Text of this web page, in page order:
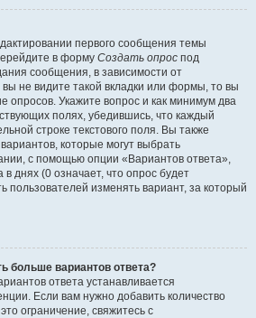
первого сообщения темы
в форму Создать опрос под
сообщения, в зависимости от
вы не видите такой вкладки или формы, то вы
опросов. Укажите вопрос и как минимум два
полях, убедившись, что каждый
строке текстового поля. Вы также
которые могут выбрать
с помощью опции «Вариантов ответа»,
днях (0 означает, что опрос будет
пользователей изменять вариант, за который
больше вариантов ответа?
ответа устанавливается
Если вам нужно добавить количество
ограничение, свяжитесь с